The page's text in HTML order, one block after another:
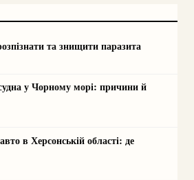
та знищити паразита
у Чорному морі: причини й
в Херсонській області: де